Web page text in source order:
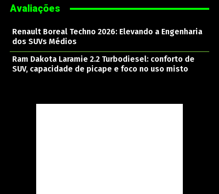
Avaliações
Renault Boreal Techno 2026: Elevando a Engenharia
dos SUVs Médios
Ram Dakota Laramie 2.2 Turbodiesel: conforto de
SUV, capacidade de picape e foco no uso misto